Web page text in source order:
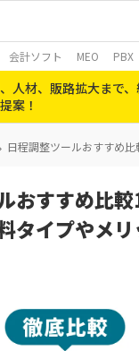
会計ソフト MEO PBX
人材、販路拡大まで
案！
日程調整ツールおすすめ
おすすめ比
タイプやメ